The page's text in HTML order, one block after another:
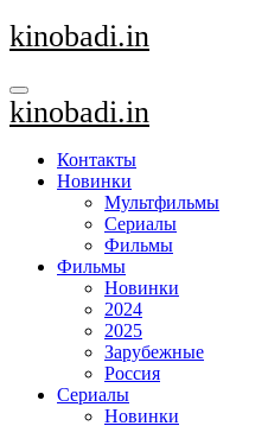
Перейти
к
kinobadi.in
kinobadi.in
Контакты
Новинки
Мультфильмы
Сериалы
Фильмы
Фильмы
Новинки
2024
2025
Зарубежные
Россия
Сериалы
Новинки